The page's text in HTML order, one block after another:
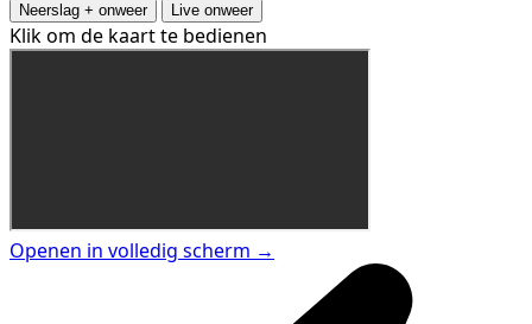
Neerslag + onweer Live onweer
Klik om de kaart te bedienen
Openen in volledig scherm →